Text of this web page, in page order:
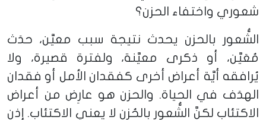
شعوري واختفاء الحزن؟
الشُّعور بالحزن يحدث نتيجة سبب معيَّن، حدَث
مُعَيَّن، أو ذكرى معيَّنة، ولفترة قصيرة، ولا
يُرافقه أيَّة أعراض أخرى كفقدان الأمل أو فقدان
الهدَف في الحياة. والحزن هو عارِض من أعراض
الاكتئاب لكنَّ الشُّعور بالحُزن لا يعني الاكتئاب. إذن